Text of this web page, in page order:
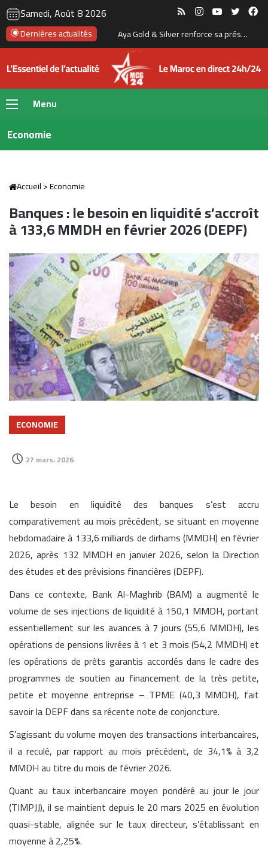
Samedi, Août 8 2026 RSS InstagramYouTube
Dernières actualités Hausse des prix des carburants : les Marocains se tournent davantage vers les voitures électriques et hybrides
Menu
Economie
Accueil>Economie
Banques : le besoin en liquidité s’accroît
à 133,6 MMDH en février 2026 (DEPF)
ECONOMIE
27 mars، 2026
Le besoin en liquidité des banques s’est accru
comparativement au mois précédent, se situant en moyenne
hebdomadaire à 133,6 milliards de dirhams (MMDH) en février
2026, après 132 MMDH en janvier 2026, selon la Direction
des études et des prévisions financières (DEPF).
Dans ce contexte, Bank Al-Maghrib (BAM) a augmenté le
volume de ses injections de liquidité à 150,1 MMDH, portant
essentiellement sur les avances à 7 jours (55,6 MMDH), les
opérations de pensions livrées à 1 et 3 mois (54,2 MMDH) et
les opérations de prêts garantis accordés dans le cadre des
programmes de soutien au financement de la très petite,
petite et moyenne entreprise – TPME (40,3 MMDH), fait
savoir la DEPF dans sa récente note de conjoncture.
S’agissant du volume moyen des transactions interbancaires,
il a reculé, par rapport au mois précédent, de 34,1% à 3,2
MMDH au titre du mois de février 2026.
Quant au taux interbancaire moyen pondéré au jour le jour
(TIMPJJ), il se maintient depuis le 20 mars 2025 en évolution
quasi-stable, alignée sur le taux directeur, s’établissant en
moyenne à 2,25%.